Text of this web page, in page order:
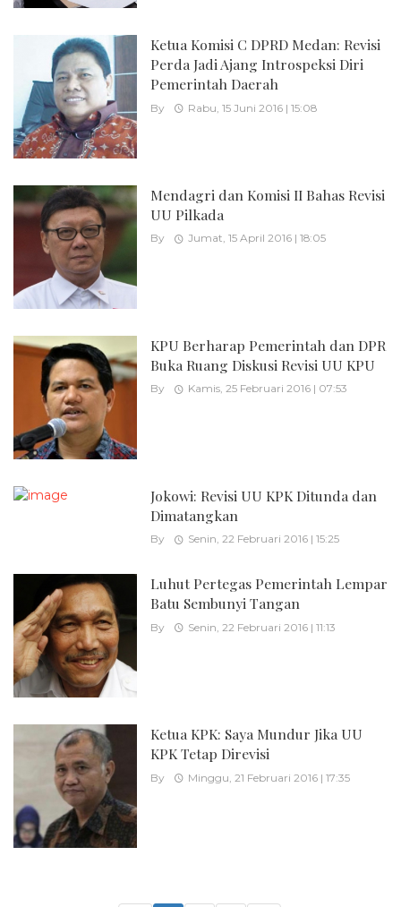
Ketua Komisi C DPRD Medan: Revisi
Perda Jadi Ajang Introspeksi Diri
Pemerintah Daerah
By Rabu, 15 Juni 2016 | 15:08
Mendagri dan Komisi II Bahas Revisi
UU Pilkada
By Jumat, 15 April 2016 | 18:05
KPU Berharap Pemerintah dan DPR
Buka Ruang Diskusi Revisi UU KPU
By Kamis, 25 Februari 2016 | 07:53
Jokowi: Revisi UU KPK Ditunda dan
Dimatangkan
By Senin, 22 Februari 2016 | 15:25
Luhut Pertegas Pemerintah Lempar
Batu Sembunyi Tangan
By Senin, 22 Februari 2016 | 11:13
Ketua KPK: Saya Mundur Jika UU
KPK Tetap Direvisi
By Minggu, 21 Februari 2016 | 17:35